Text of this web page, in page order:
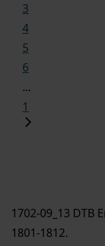
3
4
5
6
...
1
1702-09_13 DTB
1801-1812.